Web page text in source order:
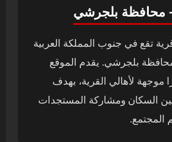
محافظة بلجرشي
تقع في جنوب المملكة العربية
بلجرشي. يقدم الموقع
موجهة لأهالي القرية، بهدف
السكان ومشاركة المستجدات
المجتمع.